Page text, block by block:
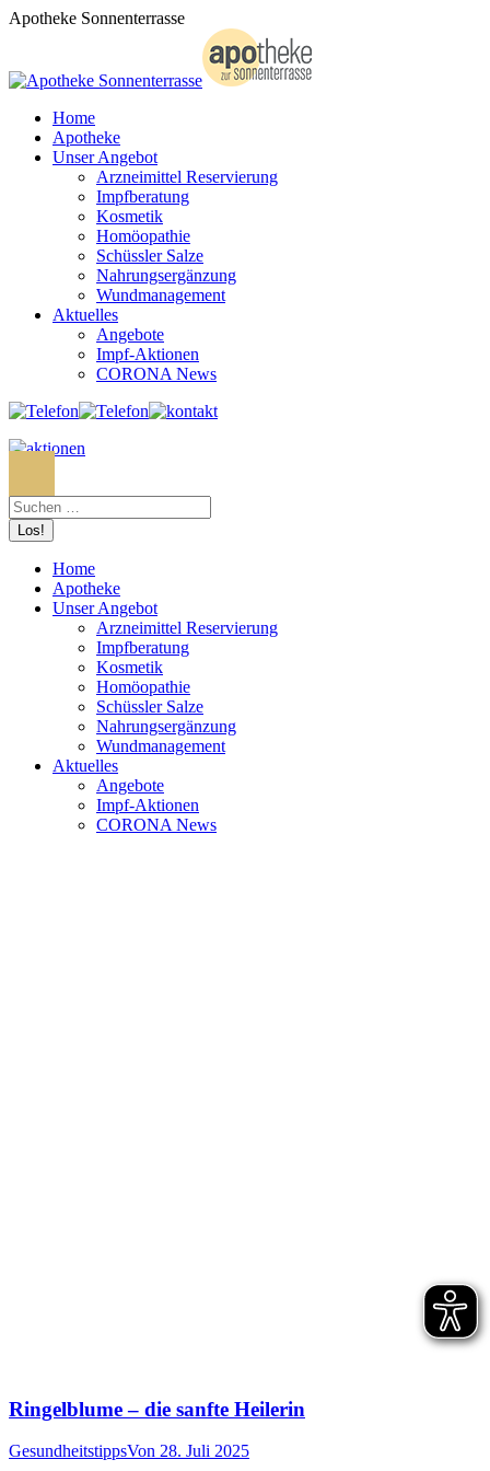
Zum
Apotheke Sonnenterrasse
Home
Apotheke
Unser Angebot
Arzneimittel Reservierung
Impfberatung
Kosmetik
Homöopathie
Schüssler Salze
Nahrungsergänzung
Wundmanagement
Aktuelles
Angebote
Impf-Aktionen
CORONA News
Home
Apotheke
Unser Angebot
Arzneimittel Reservierung
Impfberatung
Kosmetik
Homöopathie
Schüssler Salze
Nahrungsergänzung
Wundmanagement
Aktuelles
Angebote
Impf-Aktionen
CORONA News
Ringelblume – die sanfte Heilerin
GesundheitstippsVon 28. Juli 2025